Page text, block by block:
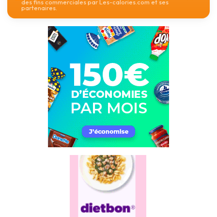
des fins commerciales par Les-calories.com et ses
partenaires.